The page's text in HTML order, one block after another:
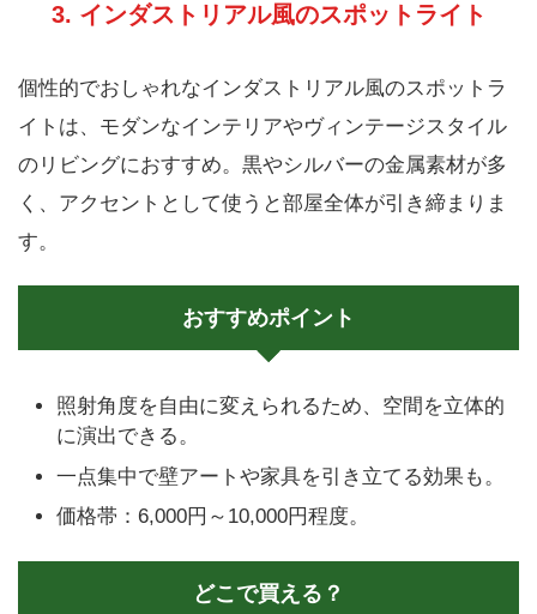
3. インダストリアル風のスポットライト
個性的でおしゃれなインダストリアル風のスポットラ
イトは、モダンなインテリアやヴィンテージスタイル
のリビングにおすすめ。黒やシルバーの金属素材が多
く、アクセントとして使うと部屋全体が引き締まりま
す。
おすすめポイント
照射角度を自由に変えられるため、空間を立体的
に演出できる。
一点集中で壁アートや家具を引き立てる効果も。
価格帯：6,000円～10,000円程度。
どこで買える？